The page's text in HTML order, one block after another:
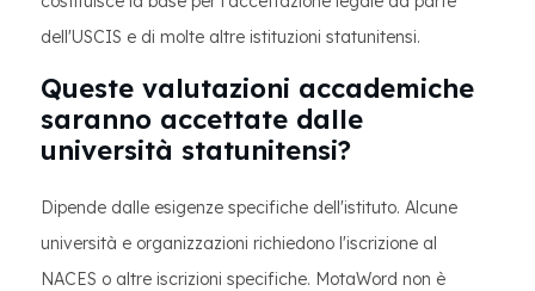
dell'USCIS e di molte altre istituzioni statunitensi.
Queste valutazioni accademiche
saranno accettate dalle
università statunitensi?
Dipende dalle esigenze specifiche dell'istituto. Alcune
università e organizzazioni richiedono l'iscrizione al
NACES o altre iscrizioni specifiche. MotaWord non è